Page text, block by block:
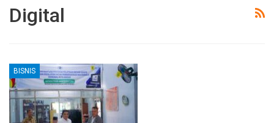
Digital
BISNIS